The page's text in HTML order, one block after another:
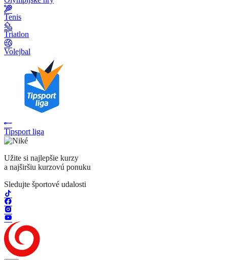
Tenis
Triatlon
Volejbal
Tipsport liga
Užite si najlepšie kurzy
a najširšiu kurzovú ponuku
Sledujte športové udalosti